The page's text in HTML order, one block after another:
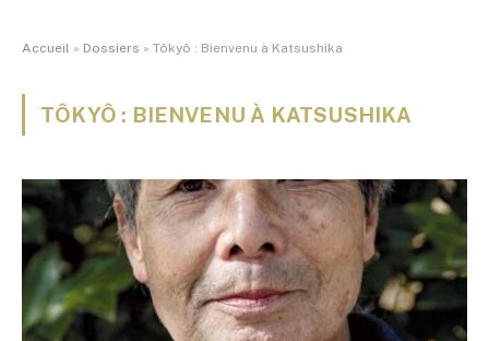
Accueil » Dossiers » Tôkyô : Bienvenu à Katsushika
TÔKYÔ : BIENVENU À KATSUSHIKA